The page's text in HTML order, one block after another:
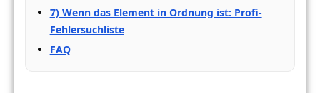
7) Wenn das Element in Ordnung ist: Profi-
Fehlersuchliste
FAQ